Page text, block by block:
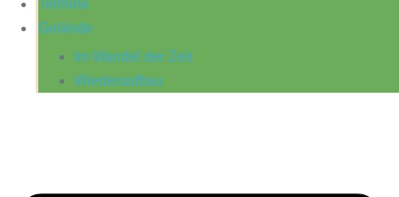
Termine
Gelände
Im Wandel der Zeit
Wiederaufbau